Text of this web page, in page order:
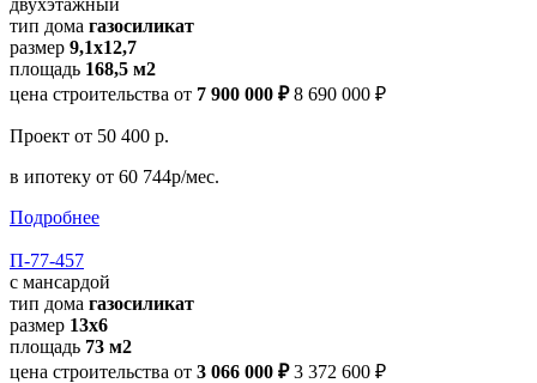
тип дома газосиликат
размер 9,1х12,7
площадь 168,5 м2
цена строительства от 7 900 000 ₽ 8 690 000 ₽
Проект от 50 400 р.
в ипотеку от 60 744р/мес.
Подробнее
П-77-457
с мансардой
тип дома газосиликат
размер 13х6
площадь 73 м2
цена строительства от 3 066 000 ₽ 3 372 600 ₽